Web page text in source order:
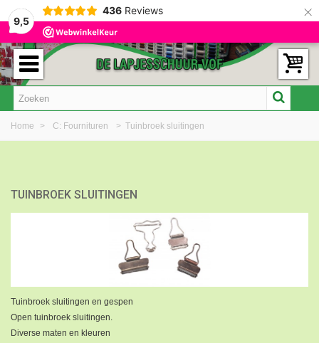
9,5
436 Reviews ×
Home > C: Fournituren > Tuinbroek sluitingen
TUINBROEK SLUITINGEN
Tuinbroek sluitingen en gespen
Open tuinbroek sluitingen.
Diverse maten en kleuren